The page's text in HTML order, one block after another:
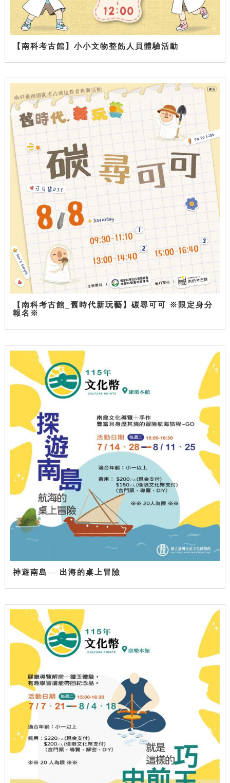
【南科考古館】小小文物整飭人員體驗活動
【南科考古館_舊時代新玩藝】碳尋可可 ※限定身分
報名※
神遊南島— 出海的桌上冒險